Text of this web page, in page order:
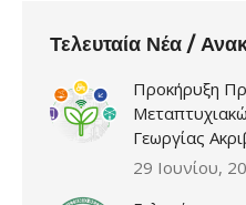
Τελευταία Νέα /
Προκήρυξη
Γεωργίας
29 Ιουνίου,